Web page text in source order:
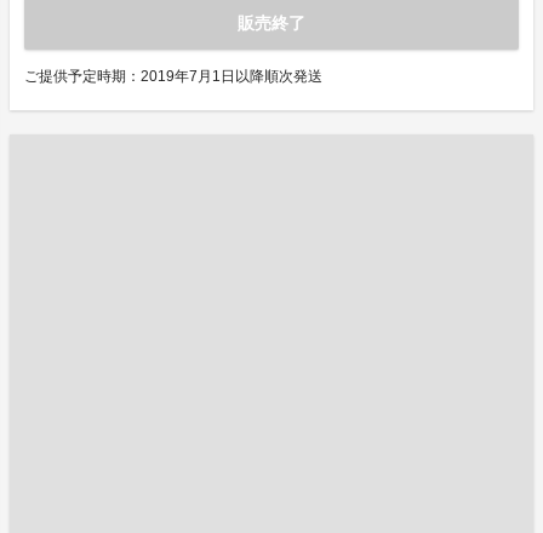
販売終了
ご提供予定時期：2019年7月1日以降順次発送